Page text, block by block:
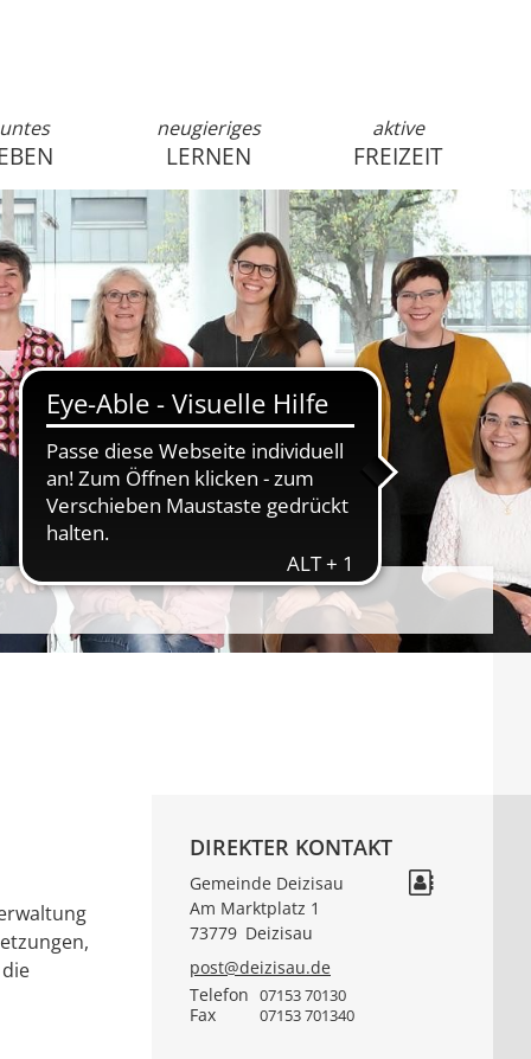
anmelden
neugieriges
LERNEN
aktive
FREIZEIT
DIREKTER KONTAKT
Gemeinde Deizisau
Am Marktplatz 1
73779 Deizisau
post@deizisau.de
Telefon 07153 70130
Fax 07153 701340